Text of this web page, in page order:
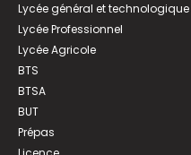
Lycée général et technologique
Lycée Professionnel
Lycée Agricole
BTS
BTSA
BUT
Prépas